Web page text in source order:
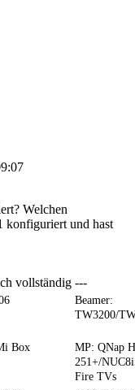
Welchen
konfiguriert und hast
vollständig ---
Beamer:
TW3200/
Box
MP: QNap
251+/
Fire TVs